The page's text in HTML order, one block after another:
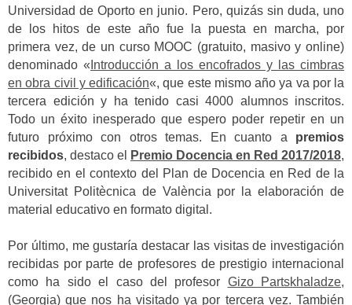
Universidad de Oporto en junio. Pero, quizás sin duda, uno
de los hitos de este año fue la puesta en marcha, por
primera vez, de un curso MOOC (gratuito, masivo y online)
denominado « Introducción a los encofrados y las cimbras
en obra civil y edificación«, que este mismo año ya va por la
tercera edición y ha tenido casi 4000 alumnos inscritos.
Todo un éxito inesperado que espero poder repetir en un
futuro próximo con otros temas. En cuanto a premios
recibidos, destaco el Premio Docencia en Red 2017/2018,
recibido en el contexto del Plan de Docencia en Red de la
Universitat Politècnica de València por la elaboración de
material educativo en formato digital.
Por último, me gustaría destacar las visitas de investigación
recibidas por parte de profesores de prestigio internacional
como ha sido el caso del profesor Gizo Partskhaladze,
(Georgia) que nos ha visitado ya por tercera vez. También